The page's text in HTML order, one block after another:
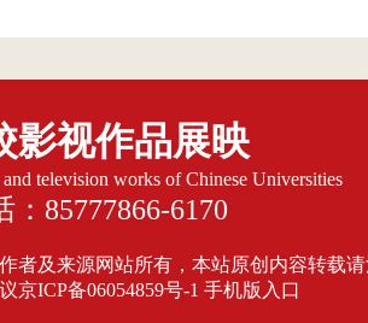
影视作品展映
television works of Chinese Universities
：85777866-6170
者及来源网站所有，本站原创内容转载
京ICP备06054859号-1 手机版入口